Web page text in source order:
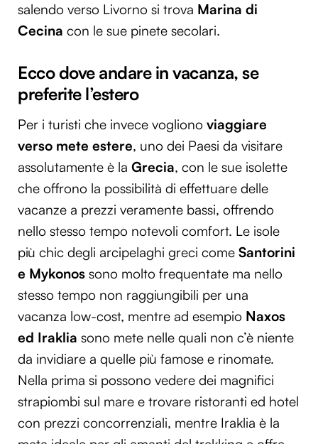
salendo verso Livorno si trova Marina di
Cecina con le sue pinete secolari.
Ecco dove andare in vacanza, se
preferite l’estero
Per i turisti che invece vogliono viaggiare
verso mete estere, uno dei Paesi da visitare
assolutamente è la Grecia, con le sue isolette
che offrono la possibilità di effettuare delle
vacanze a prezzi veramente bassi, offrendo
nello stesso tempo notevoli comfort. Le isole
più chic degli arcipelaghi greci come Santorini
e Mykonos sono molto frequentate ma nello
stesso tempo non raggiungibili per una
vacanza low-cost, mentre ad esempio Naxos
ed Iraklia sono mete nelle quali non c’è niente
da invidiare a quelle più famose e rinomate.
Nella prima si possono vedere dei magnifici
strapiombi sul mare e trovare ristoranti ed hotel
con prezzi concorrenziali, mentre Iraklia è la